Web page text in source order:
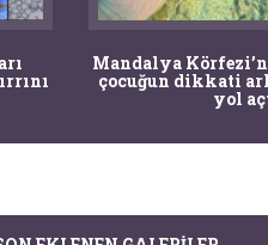
Mandalya
çocuğun dikkati
yol